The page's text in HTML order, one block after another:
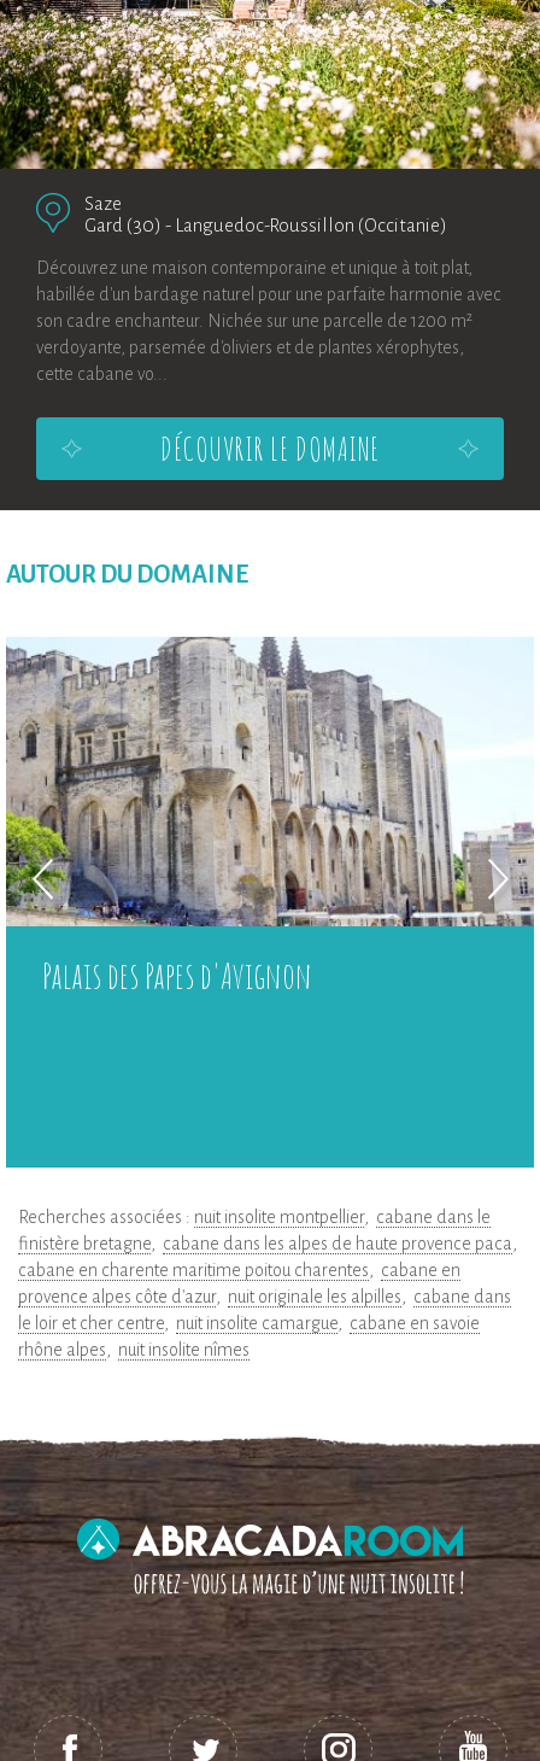
Saze
Gard (30) - Languedoc-Roussillon (Occitanie)
Découvrez une maison contemporaine et unique à toit plat,
habillée d'un bardage naturel pour une parfaite harmonie avec
son cadre enchanteur. Nichée sur une parcelle de 1200 m²
verdoyante, parsemée d'oliviers et de plantes xérophytes,
cette cabane vo...
DÉCOUVRIR LE DOMAINE
AUTOUR DU DOMAINE
Palais des Papes d'Avignon
Recherches associées : nuit insolite montpellier
cabane dans le
finistère bretagne
cabane dans les alpes de haute provence paca
cabane en charente maritime poitou charentes
cabane en
provence alpes côte d'azur
nuit originale les alpilles
cabane dans
le loir et cher centre
nuit insolite camargue
cabane en savoie
rhône alpes
nuit insolite nîmes